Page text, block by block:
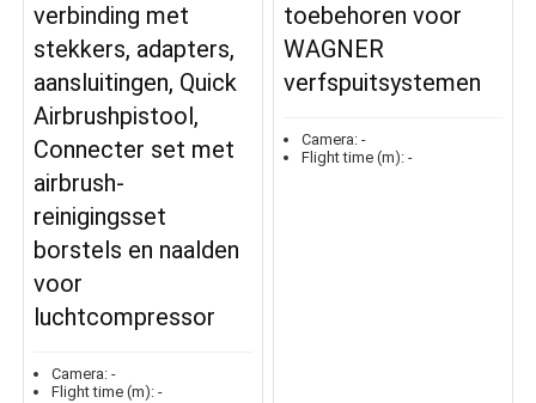
verbinding met
stekkers, adapters,
aansluitingen, Quick
Airbrushpistool,
Connecter set met
airbrush-
reinigingsset
borstels en naalden
voor
luchtcompressor
Camera: -
Flight time (m): -
toebehoren voor
WAGNER
verfspuitsystemen
Camera: -
Flight time (m): -